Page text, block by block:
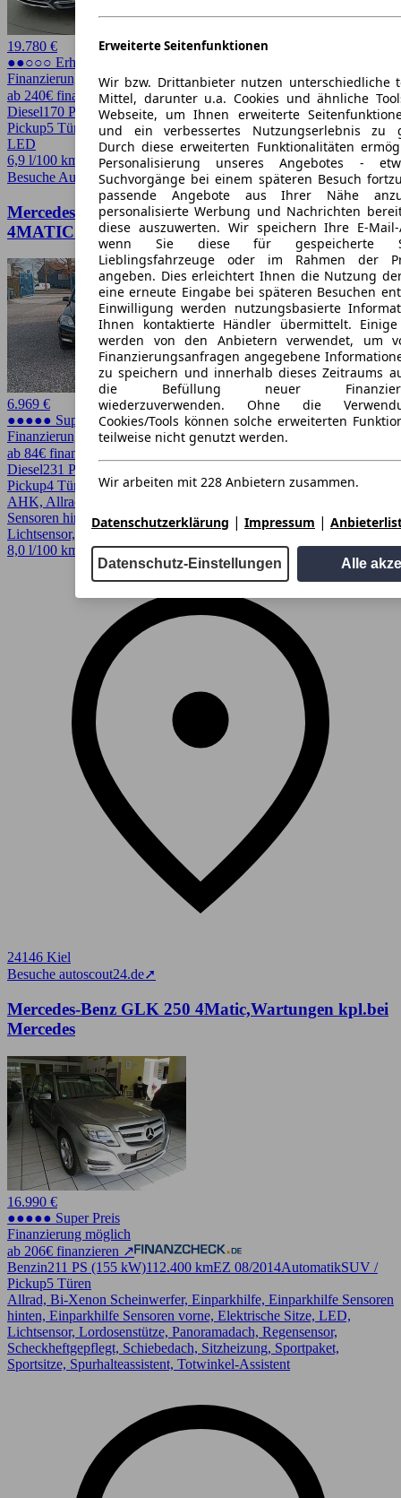
Erweiterte Seitenfunktionen
Wir bzw. Drittanbieter nutzen unterschiedliche
Mittel, darunter u.a. Cookies und ähnliche
Webseite, um Ihnen erweiterte
und ein verbessertes Nutzungserlebnis zu
Durch diese erweiterten Funktionalitäten
Personalisierung unseres Angebotes -
Suchvorgänge bei einem späteren Besuch
passende Angebote aus Ihrer Nähe
personalisierte Werbung und Nachrichten
diese auszuwerten. Wir speichern Ihre E-Mail-
wenn Sie diese für gespeicherte
Lieblingsfahrzeuge oder im Rahmen der
angeben. Dies erleichtert Ihnen die Nutzung
eine erneute Eingabe bei späteren Besuchen
Einwilligung werden nutzungsbasierte
Ihnen kontaktierte Händler übermittelt. Einige
werden von den Anbietern verwendet, um
Finanzierungsanfragen angegebene
zu speichern und innerhalb dieses Zeitraums
die Befüllung neuer
wiederzuverwenden. Ohne die
Cookies/Tools können solche erweiterten
teilweise nicht genutzt werden.
Wir arbeiten mit 228 Anbietern zusammen.
Datenschutzerklärung | Impressum |
Datenschutz-Einstellungen Alle
19.780 €
●●○○○ Erhöhter Preis
Finanzierung möglich
ab 240€ finanzieren ↗
Diesel170 PS (125 kW)110.409 kmEZ -/2015AutomatikSUV /
Pickup5 Türen
LED
6,9 l/100 km (komb.)* · 176 g/km CO2*
Besuche Autohero➚
Mercedes-Benz GLK 350 CDI
4MATIC.Klima.Navi.AHK
6.969 €
●●●●● Super Preis
Finanzierung möglich
ab 84€ finanzieren ↗
Diesel231 PS (170 kW)
Pickup4 Türen
AHK, Allrad, Bi-Xenon Scheinwerfer, Einparkhilfe, Einparkhilfe
Sensoren hinten, Einparkhilfe Sensoren vorne, Elektrische Sitze,
Lichtsensor, Lordosenstütze, Regensensor, Sitzheizung
8,0 l/100 km (komb.)* · CO2-Klasse E
24146 Kiel
Besuche autoscout24.de➚
Mercedes-Benz GLK 250 4Matic,Wartungen kpl.bei
Mercedes
16.990 €
●●●●● Super Preis
Finanzierung möglich
ab 206€ finanzieren ↗
Benzin211 PS (155 kW)112.400 kmEZ 08/2014AutomatikSUV /
Pickup5 Türen
Allrad, Bi-Xenon Scheinwerfer, Einparkhilfe, Einparkhilfe Sensoren
hinten, Einparkhilfe Sensoren vorne, Elektrische Sitze, LED,
Lichtsensor, Lordosenstütze, Panoramadach, Regensensor,
Scheckheftgepflegt, Schiebedach, Sitzheizung, Sportpaket,
Sportsitze, Spurhalteassistent, Totwinkel-Assistent